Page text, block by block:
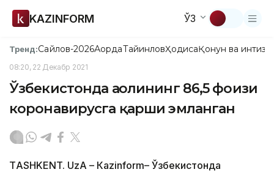
KAZINFORM ЎЗ
Тренд:Сайлов-2026АқордаТайинловҲодисаҚонун ва
08:20, 22 Декабр 2021
Ўзбекистонда аҳолининг 86,5 фоизи
коронавирусга қарши эмланган
ТASHKENT. UzA – Кazinform– Ўзбекистонда